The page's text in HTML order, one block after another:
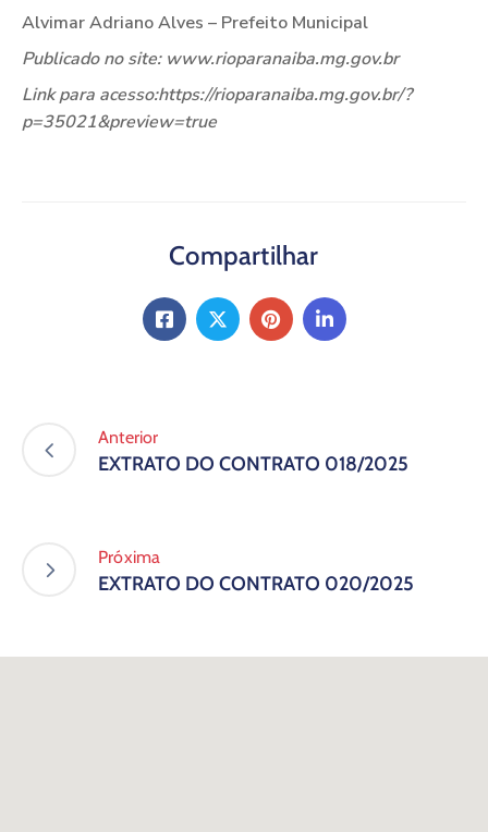
Alvimar Adriano Alves – Prefeito Municipal
Publicado no site: www.rioparanaiba.mg.gov.br
Link para acesso:https://rioparanaiba.mg.gov.br/?
p=35021&preview=true
Compartilhar
Anterior
EXTRATO DO CONTRATO 018/2025
Próxima
EXTRATO DO CONTRATO 020/2025